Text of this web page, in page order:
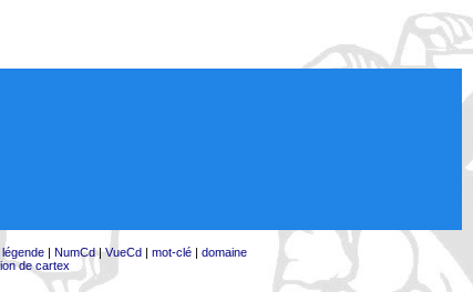
légende| NumCd|VueCd| mot-clé| domaine
de cartex